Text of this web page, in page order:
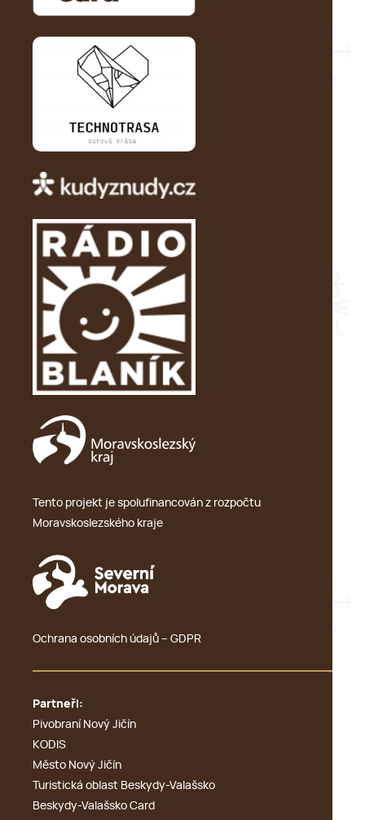
Tento projekt je spolufinancován z rozpočtu
Moravskoslezského kraje
Ochrana osobních údajů – GDPR
Partneři:
Pivobraní Nový Jičín
KODIS
Město Nový Jičín
Turistická oblast Beskydy-Valašsko
Beskydy-Valašsko Card